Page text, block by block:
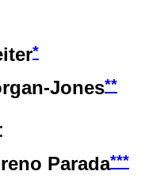
*
Jones**
Parada***